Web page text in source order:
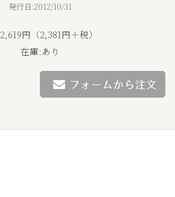
発行日:2012/10/31
円（2,381円＋税）
在庫:あり